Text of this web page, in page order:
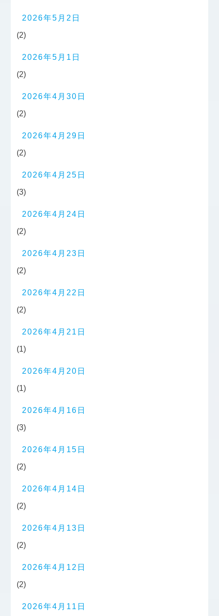
2026年5月2日
(2)
2026年5月1日
(2)
2026年4月30日
(2)
2026年4月29日
(2)
2026年4月25日
(3)
2026年4月24日
(2)
2026年4月23日
(2)
2026年4月22日
(2)
2026年4月21日
(1)
2026年4月20日
(1)
2026年4月16日
(3)
2026年4月15日
(2)
2026年4月14日
(2)
2026年4月13日
(2)
2026年4月12日
(2)
2026年4月11日